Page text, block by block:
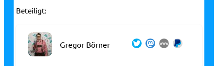
Beteiligt:
Gregor Börner